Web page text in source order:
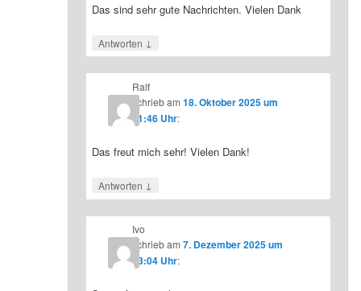
Das sind sehr gute Nachrichten. Vielen Dank
Antworten ↓
Ralf
schriebam 18. Oktober 2025 um
21:46 Uhr:
Das freut mich sehr! Vielen Dank!
Antworten ↓
Ivo
schriebam 7. Dezember 2025 um
23:04 Uhr: